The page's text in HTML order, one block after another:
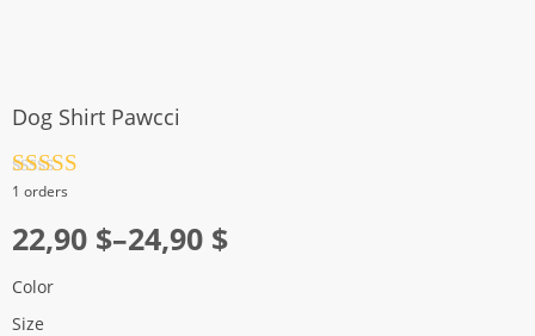
Dog Shirt Pawcci
Rated
1 orders
22,90 $–24,90 $
Price
range:
22,90 $
Color
Size